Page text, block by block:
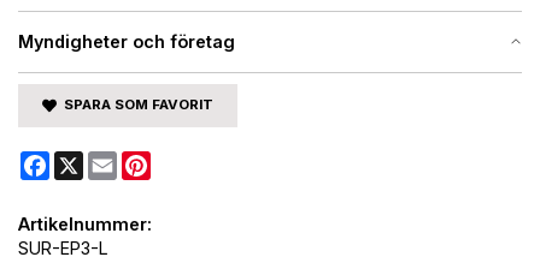
Myndigheter och företag
SPARA SOM FAVORIT
Facebook
X Email
Artikelnummer:
SUR-EP3-L